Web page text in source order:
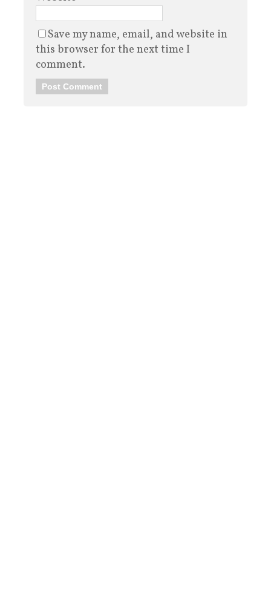
Save my name, email, and website in
this browser for the next time I
comment.